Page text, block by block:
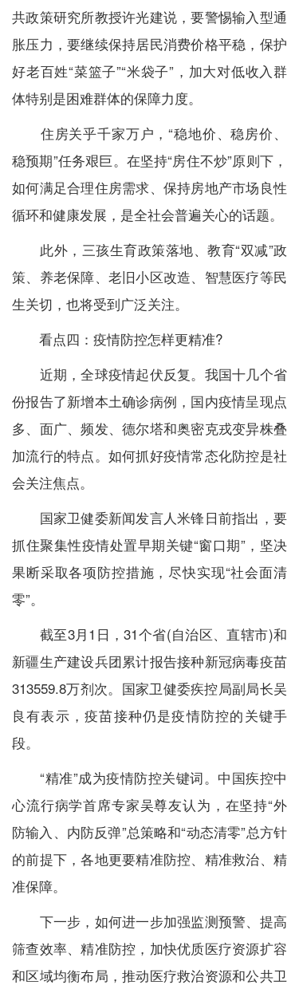
共政策研究所教授许光建说，要警惕输入型通
胀压力，要继续保持居民消费价格平稳，保护
好老百姓“菜篮子”“米袋子”，加大对低收入群
体特别是困难群体的保障力度。
住房关乎千家万户，“稳地价、稳房价、
稳预期”任务艰巨。在坚持“房住不炒”原则下，
如何满足合理住房需求、保持房地产市场良性
循环和健康发展，是全社会普遍关心的话题。
此外，三孩生育政策落地、教育“双减”政
策、养老保障、老旧小区改造、智慧医疗等民
生关切，也将受到广泛关注。
看点四：疫情防控怎样更精准?
近期，全球疫情起伏反复。我国十几个省
份报告了新增本土确诊病例，国内疫情呈现点
多、面广、频发、德尔塔和奥密克戎变异株叠
加流行的特点。如何抓好疫情常态化防控是社
会关注焦点。
国家卫健委新闻发言人米锋日前指出，要
抓住聚集性疫情处置早期关键“窗口期”，坚决
果断采取各项防控措施，尽快实现“社会面清
零”。
截至3月1日，31个省(自治区、直辖市)和
新疆生产建设兵团累计报告接种新冠病毒疫苗
313559.8万剂次。国家卫健委疾控局副局长吴
良有表示，疫苗接种仍是疫情防控的关键手
段。
“精准”成为疫情防控关键词。中国疾控中
心流行病学首席专家吴尊友认为，在坚持“外
防输入、内防反弹”总策略和“动态清零”总方针
的前提下，各地更要精准防控、精准救治、精
准保障。
下一步，如何进一步加强监测预警、提高
筛查效率、精准防控，加快优质医疗资源扩容
和区域均衡布局，推动医疗救治资源和公共卫